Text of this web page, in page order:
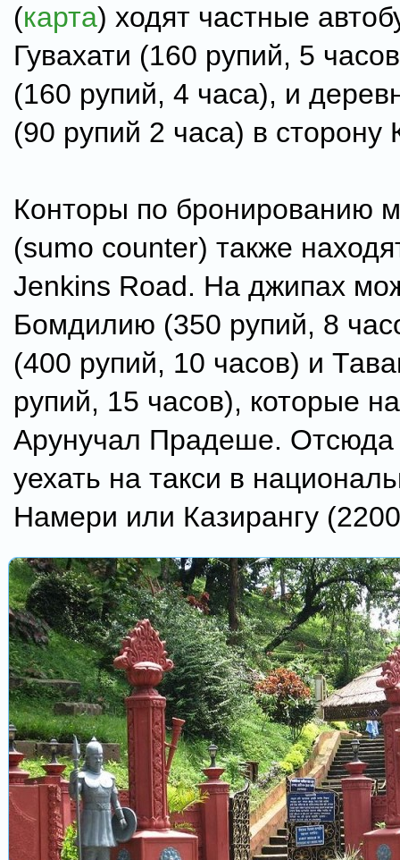
(карта) ходят частные
Гувахати (160 рупий, 5
(160 рупий, 4 часа), и
(90 рупий 2 часа) в сторону
Конторы по бронированию
(sumo counter) также
Jenkins Road. На джипах
Бомдилию (350 рупий, 8
(400 рупий, 10 часов) и
рупий, 15 часов), которые
Арунучал Прадеше.
уехать на такси в
Намери или Казирангу